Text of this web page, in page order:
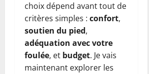
choix dépend avant tout de
critères simples : confort,
soutien du pied,
adéquation avec votre
foulée, et budget. Je vais
maintenant explorer les